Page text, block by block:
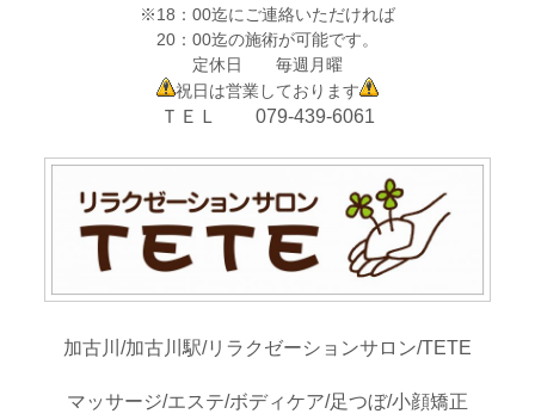
※18：00迄にご連絡いただければ
20：00迄の施術が可能です。
定休日 毎週月曜
祝日は営業しております
ＴＥＬ 079-439-6061
加古川/加古川駅/リラクゼーションサロン/TETE
マッサージ/エステ/ボディケア/足つぼ/小顔矯正